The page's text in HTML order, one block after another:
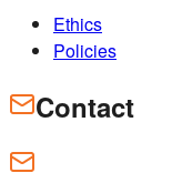
Ethics
Policies
Contact